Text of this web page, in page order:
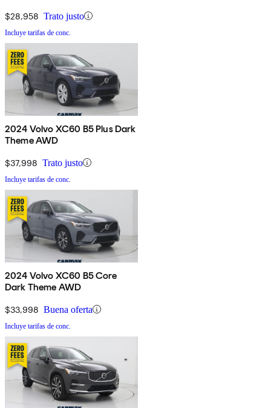
$28,958 Trato justo
Incluye tarifas de conc.
2024 Volvo XC60 B5 Plus Dark
Theme AWD
$37,998 Trato justo
Incluye tarifas de conc.
2024 Volvo XC60 B5 Core
Dark Theme AWD
$33,998 Buena oferta
Incluye tarifas de conc.